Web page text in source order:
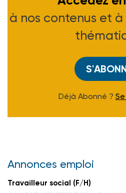
à nos contenus et
Déjà Abonné ?
Annonces emploi
Travailleur social (F/H)